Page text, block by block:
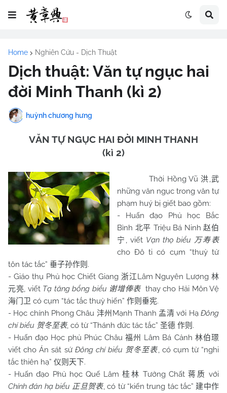
Home Nghiên Cứu - Dịch Thuật
Dịch thuật: Văn tự ngục hai
đời Minh Thanh (kì 2)
huỳnh chương hưng
VĂN TỰ NGỤC HAI ĐỜI MINH THANH
(kì 2)
Thời Hồng Vũ 洪,武
những văn ngục trong văn tự
phạm huý bị giết bao gồm:
- Huấn đạo Phủ học Bắc
Bình 北平 Triệu Bá Ninh赵伯
宁 , viết Vạn thọ biểu 万寿表
cho Đô ti có cụm “thuỳ tử
tôn tác tắc” 垂子孙作则 .
- Giáo thụ Phủ học Chiết Giang 浙江Lâm Nguyên Lượng林
元亮, viết Tạ tăng bổng biểu 谢增俸表 thay cho Hải Môn Vệ
海门卫 có cụm “tác tắc thuỳ hiến” 作则垂宪.
- Học chính Phong Châu 沣州 Mạnh Thanh 孟清với HạĐông
chí biểu 贺冬至表, có từ “Thánh đức tác tắc” 圣德 作则 .
- Huấn đạo Học phủ Phúc Châu 福州 Lâm Bá Cảnh 林伯璟
viết cho Án sát sứ Đông chí biểu 贺冬至表, có cụm từ “nghi
tắc thiên hạ” 仪则天下.
- Huấn đạo Phủ học Quế Lâm桂林 Tưởng Chất蒋质 với
Chính đán hạ biểu 正旦贺表, có từ “kiến trung tác tắc” 建中作